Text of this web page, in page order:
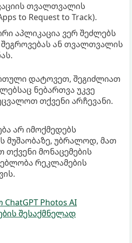
თვალთვალის
to Request to Track).
აპლიკაცია ვერ შეძლებს
შეგროვებას ან თვალთვალის
დატოვეთ, შეგიძლიათ
ნებართვა უკვე
თქვენი არჩევანი.
არ იმოქმედებს
მუშაობაზე, უბრალოდ, მათ
თქვენი მონაცემების
რეკლამების
Photos AI
შესაქმნელად